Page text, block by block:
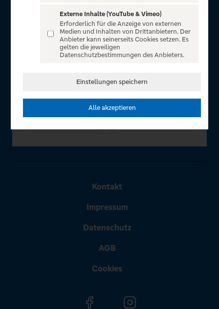
für alle Kunden der Volksbanken Raiffeisenbanken. Auf
unserem einzigartigen Portal finden Sie Tickets für
atemberaubende Konzerte, Musicals und Shows, die
Fußball-Bundesliga sowie die Champions League und die
In Zusammenarbeit mit
Kontakt
Impressum
Datenschutz
AGB
Cookies
Externe Inhalte (YouTube & Vimeo)
Erforderlich für die Anzeige von externen
Medien und Inhalten von Drittanbietern. Der
Anbieter kann seinerseits Cookies setzen. Es
gelten die jeweiligen
Datenschutzbestimmungen des Anbieters.
Einstellungen speichern
Alle akzeptieren